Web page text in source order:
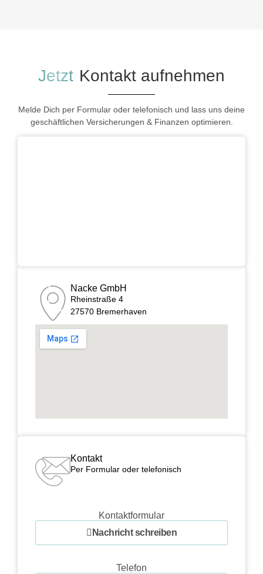
Jetzt Kontakt aufnehmen
Melde Dich per Formular oder telefonisch und lass uns deine
geschäftlichen Versicherungen & Finanzen optimieren.
Nacke GmbH
Rheinstraße 4
27570 Bremerhaven
Kontakt
Per Formular oder telefonisch
Kontaktformular
Nachricht schreiben
Telefon